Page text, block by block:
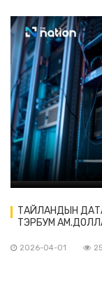
ТАЙЛАНДЫН
ТЭРБУМ
2026-04-01